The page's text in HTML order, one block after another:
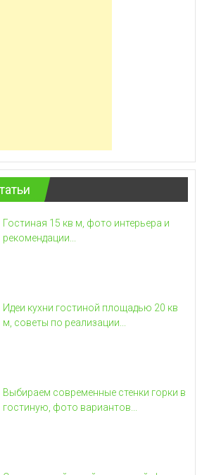
Гостиная 15 кв м, фото интерьера и
рекомендации...
Идеи кухни гостиной площадью 20 кв
м, советы по реализации...
Выбираем современные стенки горки в
гостиную, фото вариантов...